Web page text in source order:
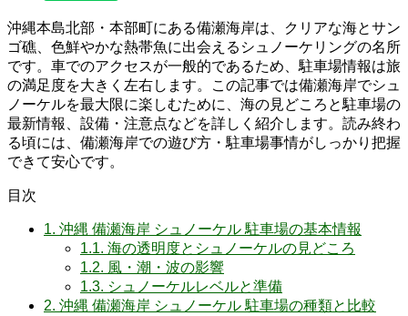
沖縄本島北部・本部町にある備瀬海岸は、クリアな海とサン
ゴ礁、色鮮やかな熱帯魚に出会えるシュノーケリングの名所
です。車でのアクセスが一般的であるため、駐車場情報は旅
の満足度を大きく左右します。この記事では備瀬海岸でシュ
ノーケルを最大限に楽しむために、海の見どころと駐車場の
最新情報、設備・注意点などを詳しく紹介します。読み終わ
る頃には、備瀬海岸での遊び方・駐車場事情がしっかり把握
できて安心です。
目次
1. 沖縄 備瀬海岸 シュノーケル 駐車場の基本情報
1.1. 海の透明度とシュノーケルの見どころ
1.2. 風・潮・波の影響
1.3. シュノーケルレベルと準備
2. 沖縄 備瀬海岸 シュノーケル 駐車場の種類と比較